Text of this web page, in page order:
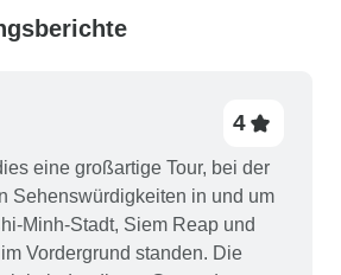
4
eine großartige Tour, bei der
Sehenswürdigkeiten in und um
Minh-Stadt, Siem Reap und
Vordergrund standen. Die